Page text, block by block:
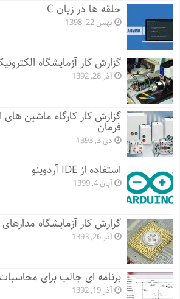
حلقه ها در زبان C
بهمن 22, 1398
گزارش کار آزمایشگاه
آذر 28, 1392
گزارش کار کارگاه ماشین های
فرمان
دی 3, 1393
استفاده از IDE آردوینو
آبان 4, 1399
گزارش کار آزمایشگاه
آذر 26, 1393
برنامه ای جالب برای محاسبات
آذر 19, 1392